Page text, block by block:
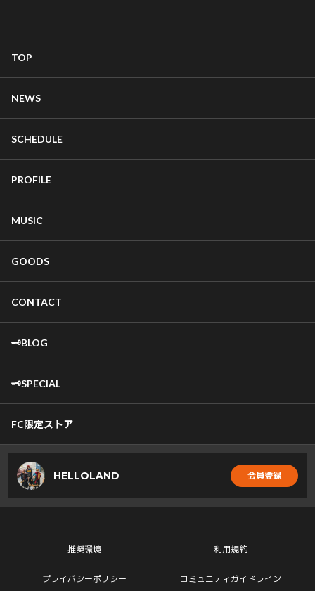
TOP
NEWS
SCHEDULE
PROFILE
MUSIC
GOODS
CONTACT
🗝️BLOG
🗝️SPECIAL
FC限定ストア
HELLOLAND 会員登録
推奨環境 利用規約
プライバシーポリシー コミュニティガイドライン